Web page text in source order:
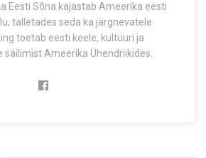
Eesti Sõna kajastab Ameerika eesti
talletades seda ka järgnevatele
toetab eesti keele, kultuuri ja
säilimist Ameerika Ühendriikides.